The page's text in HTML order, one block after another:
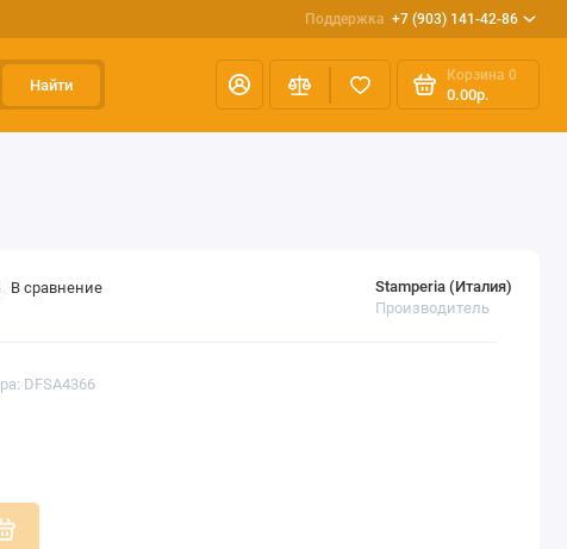
Поддержка +7 (903) 141-42-86
Найти
Корзина 0
0.00р.
DFSA4366
Stamperia (Италия)
Производитель
В сравнение